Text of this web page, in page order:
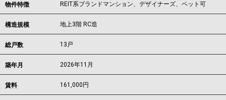
物件特徴 REIT系ブランドマンション、デザイナーズ、ペット可
構造規模 地上3階 RC造
総戸数 13戸
築年月 2026年11月
賃料 161,000 円